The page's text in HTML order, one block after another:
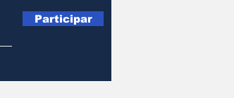
Participar